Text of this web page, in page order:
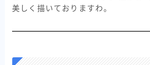
美しく描いておりますわ。